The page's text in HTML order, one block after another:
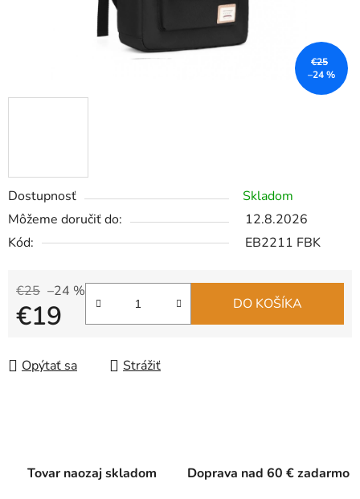
Dostupnosť
Skladom
Môžeme doručiť do:
12.8.2026
Kód:
EB2211 FBK
€25 –24 %
€19 DO KOŠÍKA
Opýtať sa Strážiť
€25
–24 %
Tovar naozaj skladom Doprava nad 60 € zadarmo